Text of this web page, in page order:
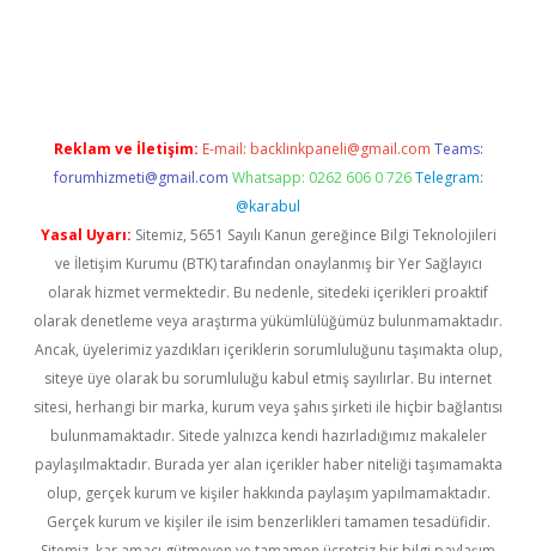
Reklam ve İletişim: E-mail: backlinkpaneli@gmail.com Teams:
forumhizmeti@gmail.com Whatsapp: 0262 606 0 726 Telegram:
@karabul
Yasal Uyarı: Sitemiz, 5651 Sayılı Kanun gereğince Bilgi Teknolojileri
ve İletişim Kurumu (BTK) tarafından onaylanmış bir Yer Sağlayıcı
olarak hizmet vermektedir. Bu nedenle, sitedeki içerikleri proaktif
olarak denetleme veya araştırma yükümlülüğümüz bulunmamaktadır.
Ancak, üyelerimiz yazdıkları içeriklerin sorumluluğunu taşımakta olup,
siteye üye olarak bu sorumluluğu kabul etmiş sayılırlar. Bu internet
sitesi, herhangi bir marka, kurum veya şahıs şirketi ile hiçbir bağlantısı
bulunmamaktadır. Sitede yalnızca kendi hazırladığımız makaleler
paylaşılmaktadır. Burada yer alan içerikler haber niteliği taşımamakta
olup, gerçek kurum ve kişiler hakkında paylaşım yapılmamaktadır.
Gerçek kurum ve kişiler ile isim benzerlikleri tamamen tesadüfidir.